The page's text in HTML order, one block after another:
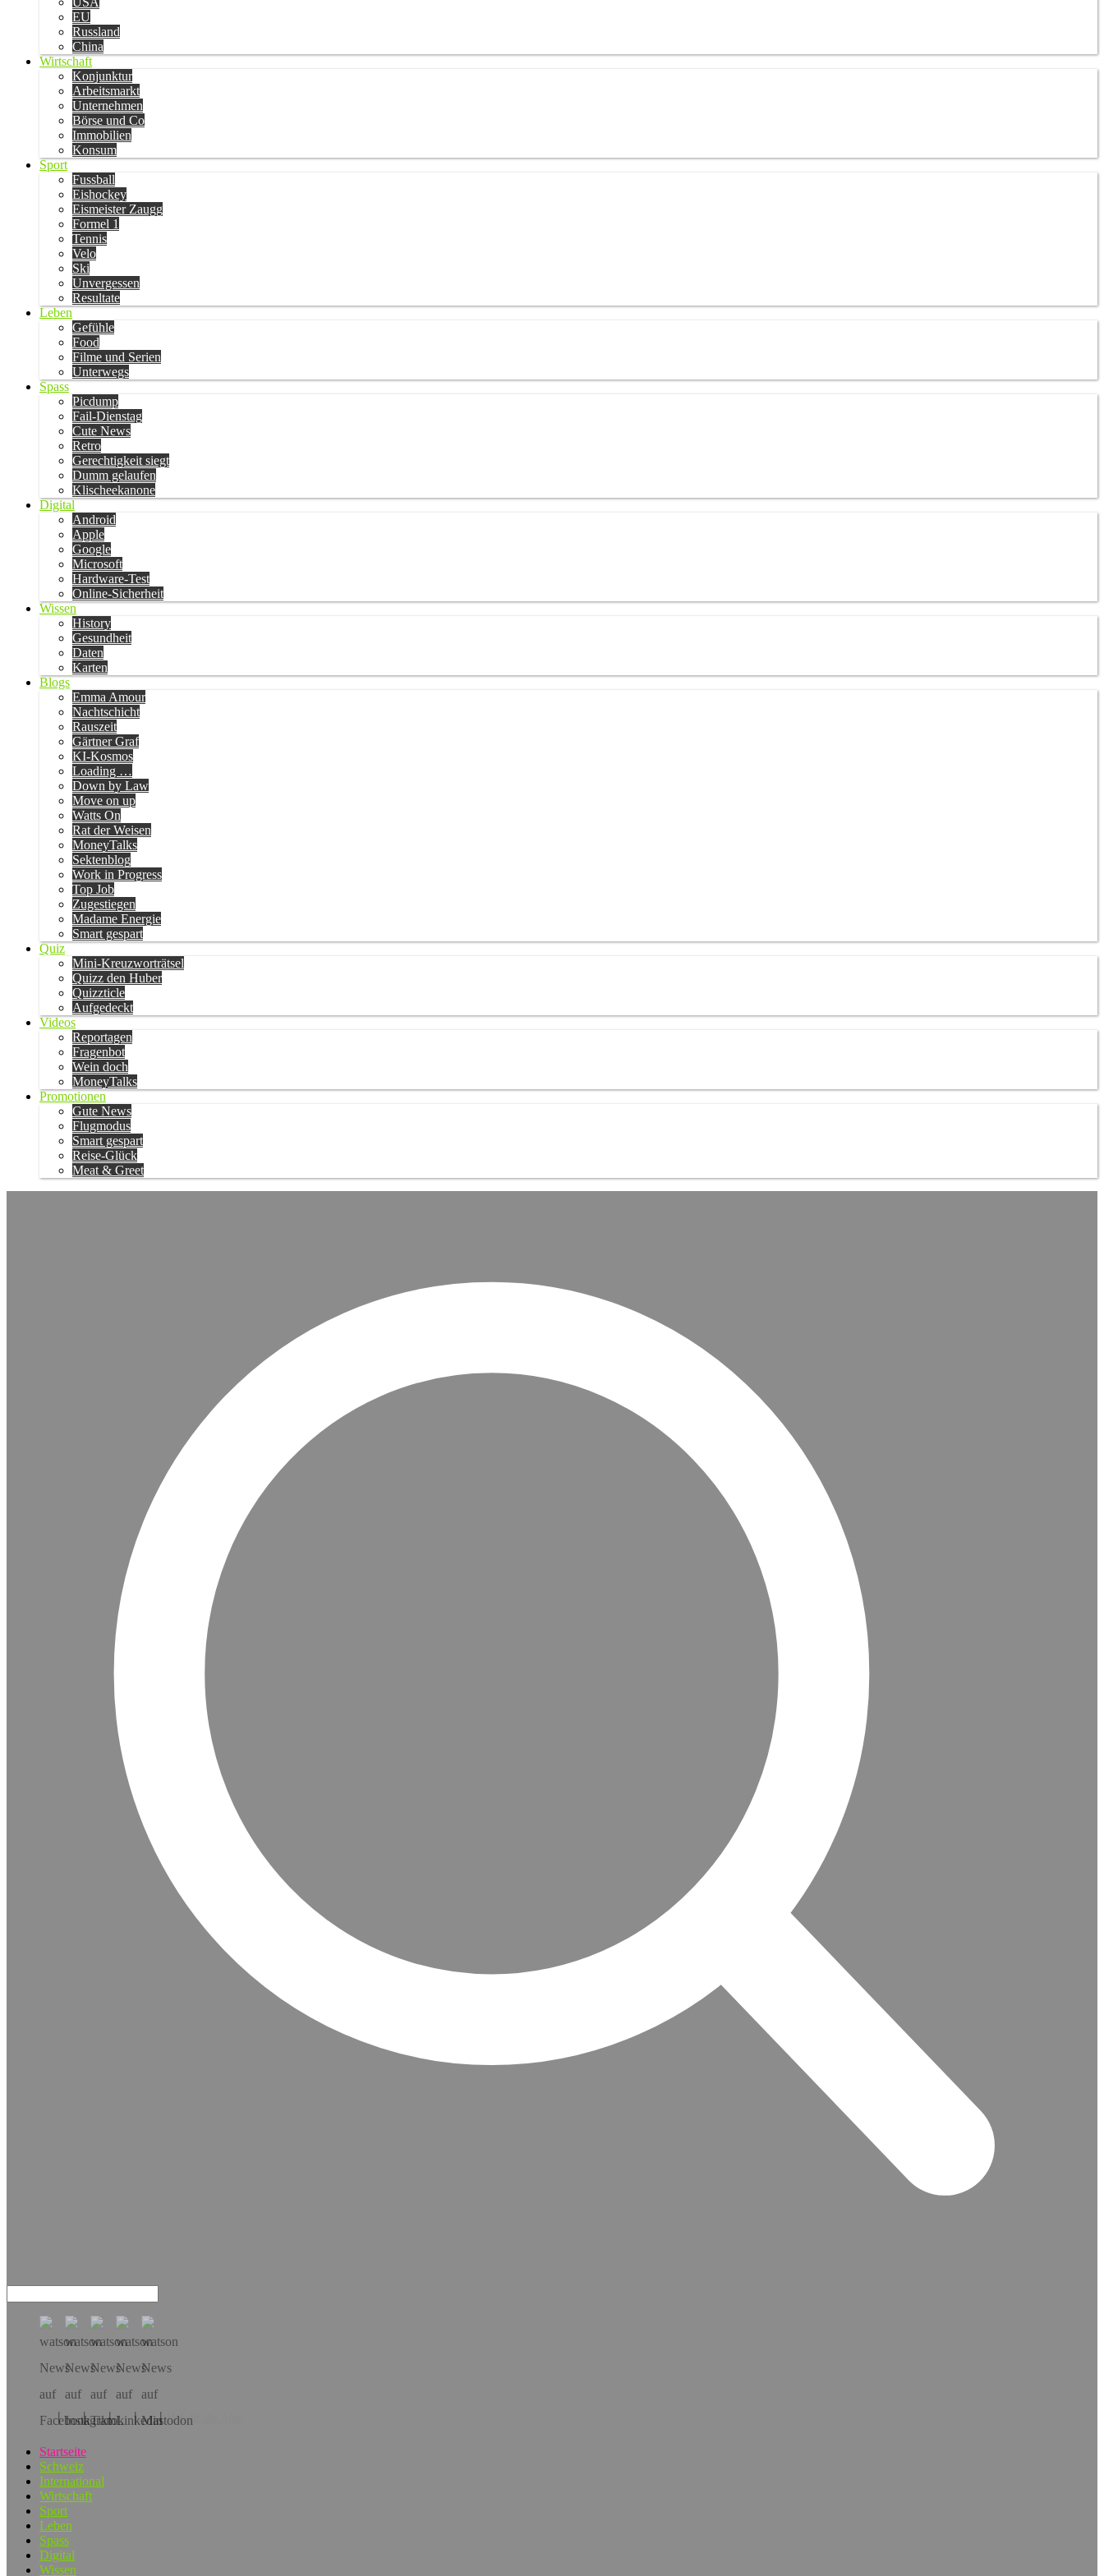
EU
Russland
China
Wirtschaft
Konjunktur
Arbeitsmarkt
Unternehmen
Börse und Co
Immobilien
Konsum
Sport
Fussball
Eishockey
Eismeister Zaugg
Formel 1
Tennis
Velo
Ski
Unvergessen
Resultate
Leben
Gefühle
Food
Filme und Serien
Unterwegs
Spass
Picdump
Fail-Dienstag
Cute News
Retro
Gerechtigkeit siegt
Dumm gelaufen
Klischeekanone
Digital
Android
Apple
Google
Microsoft
Hardware-Test
Online-Sicherheit
Wissen
History
Gesundheit
Daten
Karten
Blogs
Emma Amour
Nachtschicht
Rauszeit
Gärtner Graf
KI-Kosmos
Loading …
Down by Law
Move on up
Watts On
Rat der Weisen
MoneyTalks
Sektenblog
Work in Progress
Top Job
Zugestiegen
Madame Energie
Smart gespart
Quiz
Mini-Kreuzworträtsel
Quizz den Huber
Quizzticle
Aufgedeckt
Videos
Reportagen
Fragenbot
Wein doch
MoneyTalks
Promotionen
Gute News
Flugmodus
Smart gespart
Reise-Glück
Meat & Greet
Hol dir die App!
Startseite
Schweiz
International
Wirtschaft
Sport
Leben
Spass
Digital
Wissen